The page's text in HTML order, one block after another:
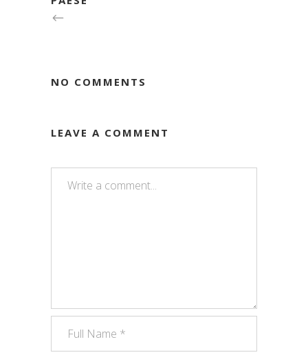
NO COMMENTS
LEAVE A COMMENT